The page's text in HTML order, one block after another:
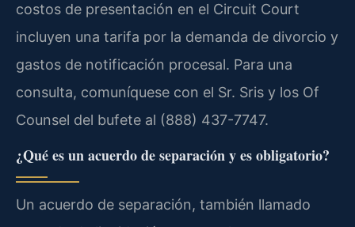
costos de presentación en el Circuit Court
incluyen una tarifa por la demanda de divorcio y
gastos de notificación procesal. Para una
consulta, comuníquese con el Sr. Sris y los Of
Counsel del bufete al (888) 437-7747.
¿Qué es un acuerdo de separación y es obligatorio?
Un acuerdo de separación, también llamado